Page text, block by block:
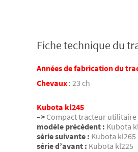
Fiche technique du
Années de fabrication du
Chevaux : 23 ch
Kubota kl245
–> Compact tracteur utilitaire
modèle précédent : Kubota
série suivante : Kubota kl265
série d’avant : Kubota kl225